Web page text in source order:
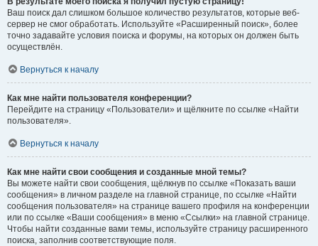
Ваш поиск дал слишком большое количество результатов, которые веб-
сервер не смог обработать. Используйте «Расширенный поиск», более
точно задавайте условия поиска и форумы, на которых он должен быть
осуществлён.
Вернуться к началу
Как мне найти пользователя конференции?
Перейдите на страницу «Пользователи» и щёлкните по ссылке «Найти
пользователя».
Вернуться к началу
Как мне найти свои сообщения и созданные мной темы?
Вы можете найти свои сообщения, щёлкнув по ссылке «Показать ваши
сообщения» в личном разделе на главной странице, по ссылке «Найти
сообщения пользователя» на странице вашего профиля на конференции
или по ссылке «Ваши сообщения» в меню «Ссылки» на главной странице.
Чтобы найти созданные вами темы, используйте страницу расширенного
поиска, заполнив соответствующие поля.